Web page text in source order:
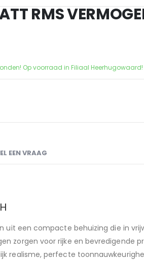
RMS
Op voorraad in Filiaal Heerhugowaard!
EEN VRAAG
uit een compacte behuizing die in
zorgen voor rijke en bevredigende
realisme, perfecte